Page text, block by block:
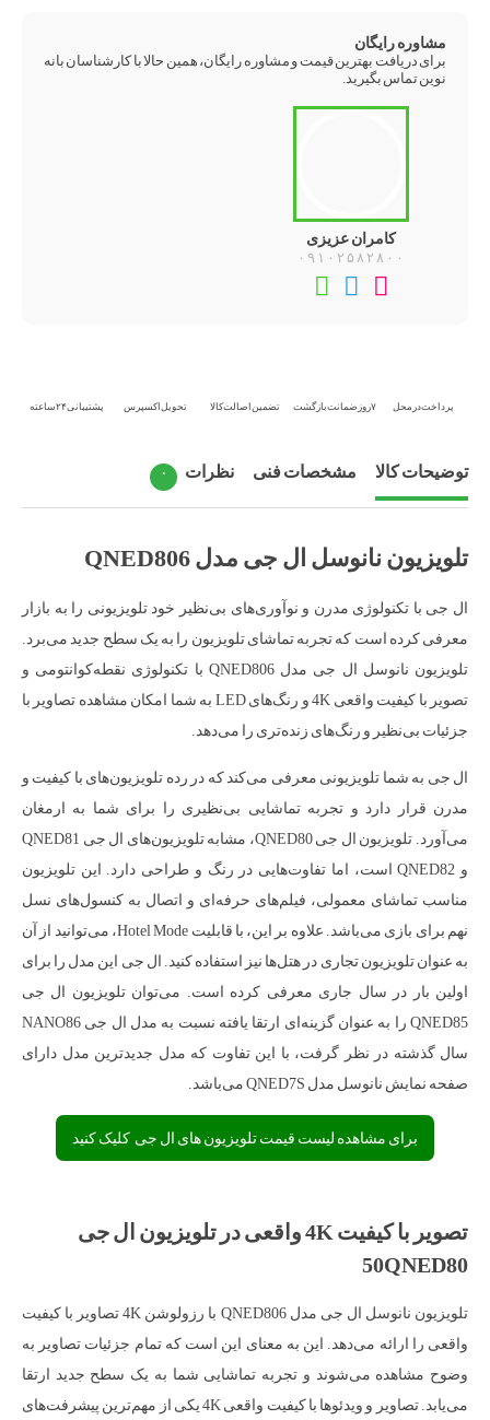
مشاوره رایگان
برای دریافت بهترین قیمت و مشاوره رایگان، همین حالا با کارشناسان بانه
نوین تماس بگیرید.
کامران عزیزی
۰۹۱۰۲۵۸۲۸۰۰
تماس
تلفنی
تلگرام
پرداخت در محل ۷ روز ضمانت بازگشت تضمین اصالت کالا تحویل اکسپرس پشتیبانی ۲۴ ساعته
توضیحات کالا مشخصات فنی نظرات ۰
تلویزیون نانوسل ال جی مدل QNED806
ال جی با تکنولوژی مدرن و نوآوری‌های بی‌نظیر خود تلویزیونی را به بازار
معرفی کرده است که تجربه تماشای تلویزیون را به یک سطح جدید می‌برد.
تلویزیون نانوسل ال جی مدل QNED806 با تکنولوژی نقطه‌کوانتومی و
تصویر با کیفیت واقعی 4K و رنگ‌های LED به شما امکان مشاهده تصاویر با
جزئیات بی‌نظیر و رنگ‌های زنده‌تری را می‌دهد.
ال جی به شما تلویزیونی معرفی می‌کند که در رده تلویزیون‌های با کیفیت و
مدرن قرار دارد و تجربه تماشایی بی‌نظیری را برای شما به ارمغان
می‌آورد. تلویزیون ال جی QNED80، مشابه تلویزیون‌های ال جی QNED81
و QNED82 است، اما تفاوت‌هایی در رنگ و طراحی دارد. این تلویزیون
مناسب تماشای معمولی، فیلم‌های حرفه‌ای و اتصال به کنسول‌های نسل
نهم برای بازی می‌باشد. علاوه بر این، با قابلیت Hotel Mode، می‌توانید از آن
به عنوان تلویزیون تجاری در هتل‌ها نیز استفاده کنید. ال جی این مدل را برای
اولین بار در سال جاری معرفی کرده است. می‌توان تلویزیون ال جی
QNED85 را به عنوان گزینه‌ای ارتقا یافته نسبت به مدل ال جی NANO86
سال گذشته در نظر گرفت، با این تفاوت که مدل جدیدترین مدل دارای
صفحه نمایش نانوسل مدل QNED7S می‌باشد.
برای مشاهده لیست قیمت تلویزیون های ال جی کلیک کنید
تصویر با کیفیت 4K واقعی در تلویزیون ال جی
50QNED80
تلویزیون نانوسل ال جی مدل QNED806 با رزولوشن 4K تصاویر با کیفیت
واقعی را ارائه می‌دهد. این به معنای این است که تمام جزئیات تصاویر به
وضوح مشاهده می‌شوند و تجربه تماشایی شما به یک سطح جدید ارتقا
می‌یابد. تصاویر و ویدئو‌ها با کیفیت واقعی 4K یکی از مهم‌ترین پیشرفت‌های